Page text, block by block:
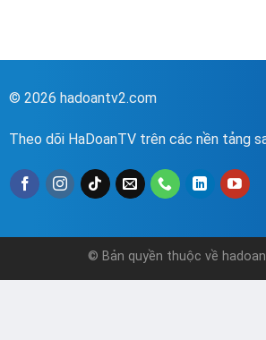
© 2026 hadoantv2.com
Theo dõi HaDoanTV trên các nền tảng
© Bản quyền thuộc về